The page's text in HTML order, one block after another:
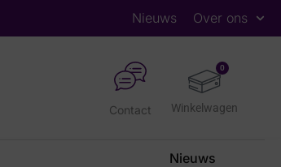
Nieuws Over ons
0
Contact
Nieuws